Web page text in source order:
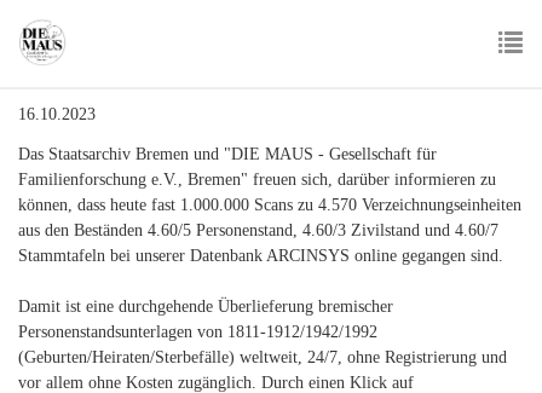
main
16.10.2023
Das Staatsarchiv Bremen und "DIE MAUS - Gesellschaft für
Familienforschung e.V., Bremen" freuen sich, darüber informieren zu
können, dass heute fast 1.000.000 Scans zu 4.570 Verzeichnungseinheiten
aus den Beständen 4.60/5 Personenstand, 4.60/3 Zivilstand und 4.60/7
Stammtafeln bei unserer Datenbank ARCINSYS online gegangen sind.
Damit ist eine durchgehende Überlieferung bremischer
Personenstandsunterlagen von 1811-1912/1942/1992
(Geburten/Heiraten/Sterbefälle) weltweit, 24/7, ohne Registrierung und
vor allem ohne Kosten zugänglich. Durch einen Klick auf